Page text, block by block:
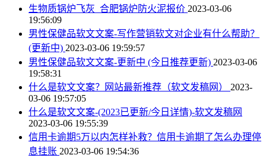
生物质锅炉飞灰_合肥锅炉防火泥报价 2023-03-06
19:56:09
男性保健品软文文案-写作营销软文对企业有什么帮助？
(更新中) 2023-03-06 19:59:57
男性保健品软文文案-更新中 (今日推荐更新) 2023-03-06
19:58:31
什么是软文文案？网站最新推荐（软文发稿网） 2023-
03-06 19:57:05
什么是软文文案-(2023已更新/今日详情)-软文发稿网
2023-03-06 19:55:39
信用卡逾期5万以内怎样补救？信用卡逾期了怎么办理停
息挂账 2023-03-06 19:54:36